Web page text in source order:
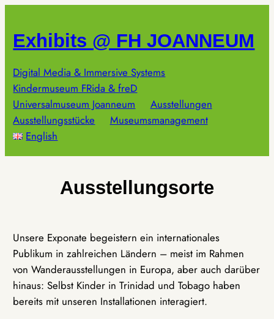
springen
Exhibits @ FH JOANNEUM
Digital Media & Immersive Systems
Kindermuseum FRida & freD
Universalmuseum Joanneum
Ausstellungen
Ausstellungsstücke
Museumsmanagement
English
Ausstellungsorte
Unsere Exponate begeistern ein internationales
Publikum in zahlreichen Ländern – meist im Rahmen
von Wanderausstellungen in Europa, aber auch darüber
hinaus: Selbst Kinder in Trinidad und Tobago haben
bereits mit unseren Installationen interagiert.